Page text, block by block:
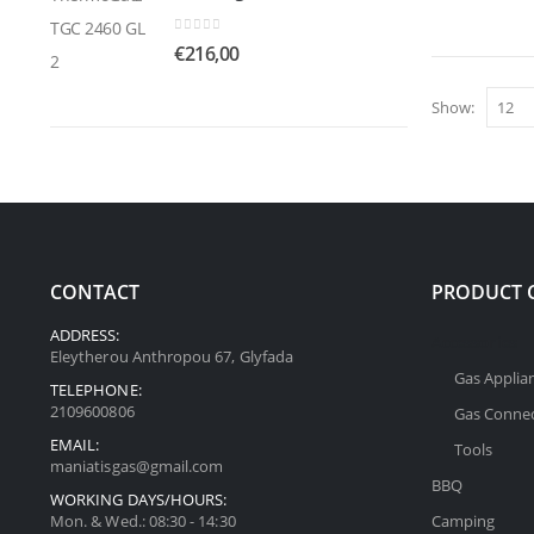
Show:
€216,00
CONTACT
ADDRESS:
Eleytherou Anthropou 67, Glyfada
TELEPHONE:
2109600806
EMAIL:
maniatisgas@gmail.com
WORKING DAYS/HOURS:
Mon. & Wed.: 08:30 - 14:30
PRODUCT
Gas
Gas
Tools
BBQ
Camping